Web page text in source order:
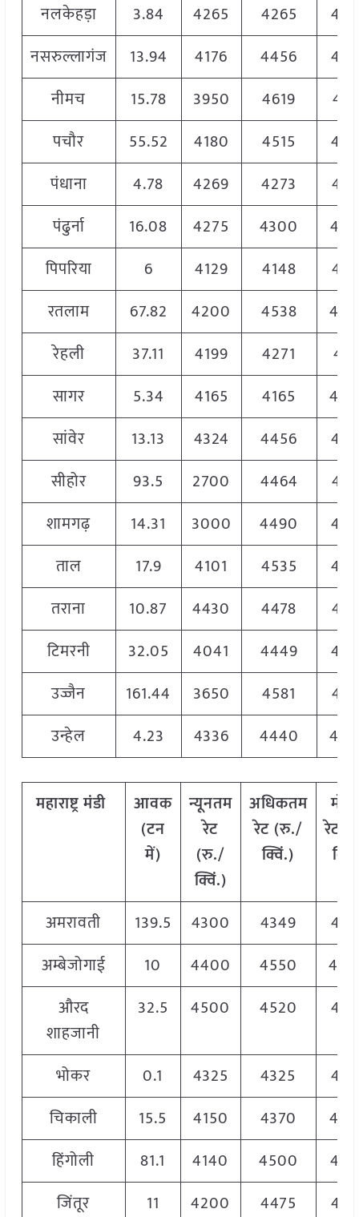
नलकेहड़ा
3.84 4265 4265
नसरुल्लागंज
13.94 4176 4456
नीमच
15.78 3950 4619
पचौर
55.52 4180 4515
पंधाना
4.78 4269 4273
पंढुर्ना
16.08 4275 4300
पिपरिया
6 4129 4148
रतलाम
67.82 4200 4538
रेहली
37.11 4199 4271
सागर
5.34 4165 4165
सांवेर
13.13 4324 4456
सीहोर
93.5 2700 4464
शामगढ़
14.31 3000 4490
ताल
17.9 4101 4535
तराना
10.87 4430 4478
टिमरनी
32.05 4041 4449
उज्जैन
161.44 3650 4581
उन्हेल
4.23 4336 4440
महाराष्ट्र मंडी
आवक
(टन
में)
न्यूनतम
रेट
(रु./
क्विं.)
अधिकतम
रेट (रु./
क्विं.)
रेट
अमरावती 139.5 4300 4349
अम्बेजोगाई
10 4400 4550
औरद
शाहजानी
32.5 4500 4520
भोकर 0.1 4325 4325
चिकाली
15.5 4150 4370
हिंगोली
81.1 4140 4500
जिंतूर
11 4200 4475